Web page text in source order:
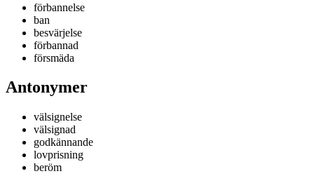
förbannelse
ban
besvärjelse
förbannad
försmäda
Antonymer
välsignelse
välsignad
godkännande
lovprisning
beröm